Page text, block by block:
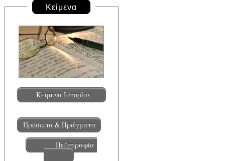
Κείμενα
Κείμενα Ιστορίας
Πρόσωπα & Πράγματα
Πεζογραφία